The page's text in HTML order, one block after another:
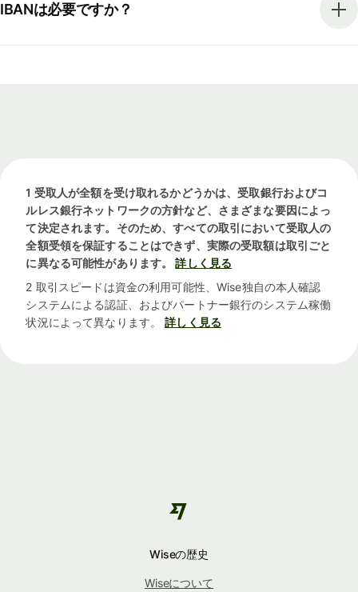
IBANは必要ですか？
1 受取人が全額を受け取れるかどうかは、受取銀行およびコ
ルレス銀行ネットワークの方針など、さまざまな要因によっ
て決定されます。そのため、すべての取引において受取人の
全額受領を保証することはできず、実際の受取額は取引ごと
に異なる可能性があります。
詳しく見る
2 取引スピードは資金の利用可能性、Wise独自の本人確認
システムによる認証、およびパートナー銀行のシステム稼働
状況によって異なります。
詳しく見る
Wiseの歴史
Wiseについて